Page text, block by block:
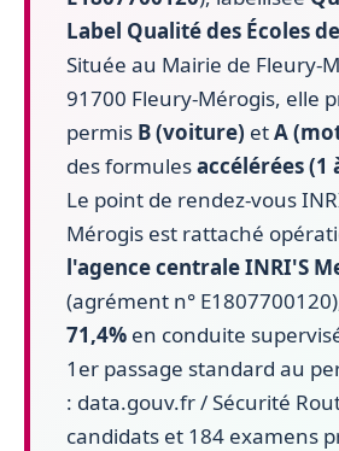
Label Qualité des Écoles
Située au Mairie de Fleury-
91700 Fleury-Mérogis, elle
permis B (voiture) etA
des formulesaccélérées (1
Le point de rendez-vous
Mérogis est rattaché
l'agence centrale INRI'S
(agrément n°
71,4% en conduite
1er passage standard au
: data.gouv.fr / Sécurité
candidats et 184 examens